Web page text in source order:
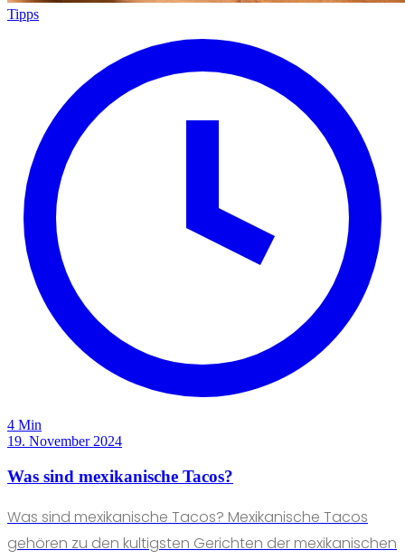
Tipps
4 Min
19. November 2024
Was sind mexikanische Tacos?
Was sind mexikanische Tacos? Mexikanische Tacos
gehören zu den kultigsten Gerichten der mexikanischen